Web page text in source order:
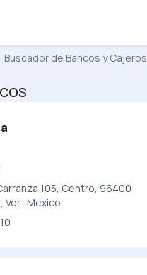
Buscador de Bancos y Cajeros
105, Centro, 96400
Mexico